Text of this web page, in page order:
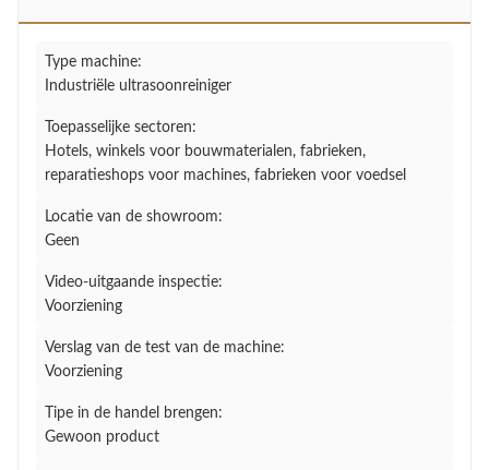
Type machine:
Industriële ultrasoonreiniger
Toepasselijke sectoren:
Hotels, winkels voor bouwmaterialen, fabrieken,
reparatieshops voor machines, fabrieken voor voedsel
Locatie van de showroom:
Geen
Video-uitgaande inspectie:
Voorziening
Verslag van de test van de machine:
Voorziening
Tipe in de handel brengen:
Gewoon product